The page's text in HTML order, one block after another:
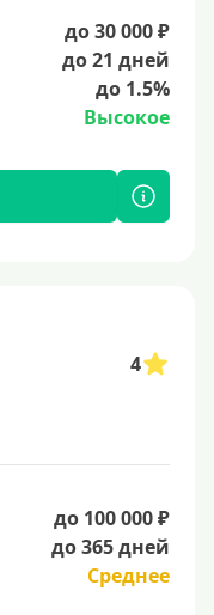
до 30 000 ₽
до 21 дней
до 1.5%
Высокое
4
до 100 000 ₽
до 365 дней
Среднее